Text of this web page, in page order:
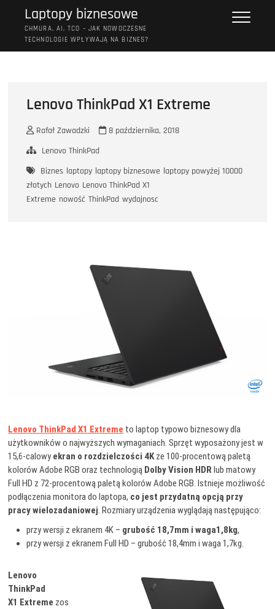
Laptopy biznesowe
CHMURA, AI, TCO – JAK NOWOCZESNE
TECHNOLOGIE WPŁYWAJĄ NA BIZNES?
Lenovo ThinkPad X1 Extreme
Rafał Zawadzki
8 października, 2018
Lenovo ThinkPad
Biznes laptopy laptopy biznesowe laptopy powyżej 10000
złotych Lenovo Lenovo ThinkPad X1
Extreme nowość ThinkPad wydajnosc
Lenovo ThinkPad X1 Extreme to laptop typowo biznesowy dla
użytkowników o najwyższych wymaganiach. Sprzęt wyposażony jest w
15,6-calowyekran o rozdzielczości 4Kze 100-procentową paletą
kolorów Adobe RGB oraz technologią Dolby Vision HDRlub matowy
Full HD z 72-procentową paletą kolorów Adobe RGB. Istnieje możliwość
podłączenia monitora do laptopa, co jest przydatną opcją przy
pracy wielozadaniowej. Rozmiary urządzenia wyglądają następująco:
przy wersji z ekranem 4K – grubość 18,7mm i waga1,8kg,
przy wersji z ekranem Full HD – grubość 18,4mm i waga 1,7kg.
Lenovo
ThinkPad
X1 Extreme zos